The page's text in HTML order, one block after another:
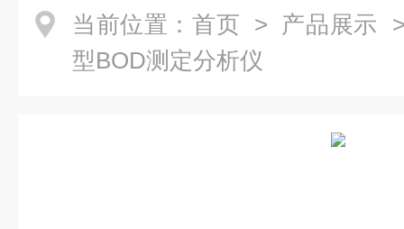
当前位置： 首页 > 产品展示
型BOD测定分析仪